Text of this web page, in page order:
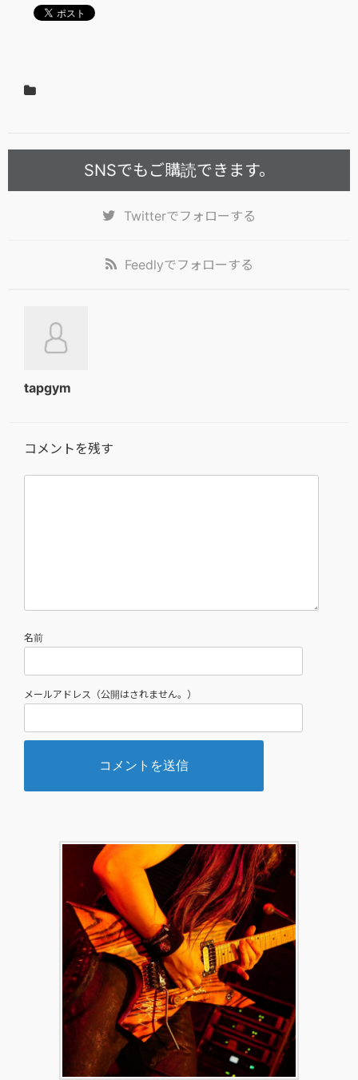
SNSでもご購読できます。
Twitterでフォローする
Feedlyでフォローする
tapgym
コメントを残す
名前
メールアドレス（公開はされません。）